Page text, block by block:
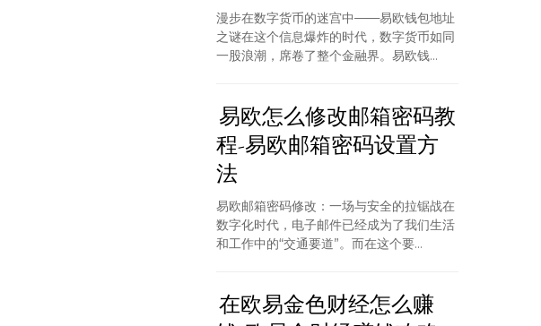
漫步在数字货币的迷宫中——易欧钱包地址
之谜在这个信息爆炸的时代，数字货币如同
一股浪潮，席卷了整个金融界。易欧钱...
易欧怎么修改邮箱密码教
程-易欧邮箱密码设置方
法
易欧邮箱密码修改：一场与安全的拉锯战在
数字化时代，电子邮件已经成为了我们生活
和工作中的“交通要道”。而在这个要...
在欧易金色财经怎么赚